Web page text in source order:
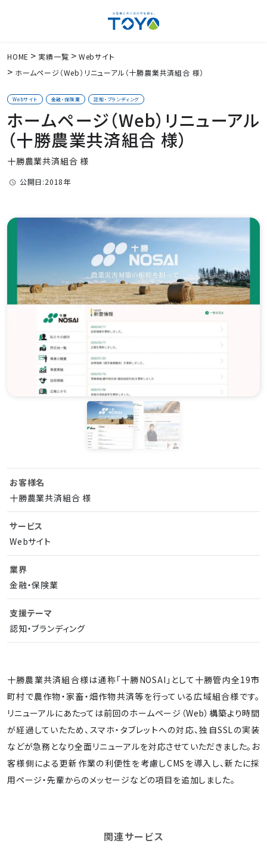
HOME 実績一覧
Webサイト
ホームページ（Web）リニューアル（十勝農業共済組合 様）
Webサイト 金融・保険業 認知・ブランディング
ホームページ（Web）リニューアル
（十勝農業共済組合 様）
十勝農業共済組合 様
公開日:2018年
お客様名
十勝農業共済組合 様
サービス
Webサイト
業界
金融・保険業
支援テーマ
認知・ブランディング
十勝農業共済組合様は通称「十勝NOSAI」として十勝管内全19市
町村で農作物・家畜・畑作物共済等を行っている広域組合様です。
リニューアルにあたっては前回のホームページ（Web）構築より時間
が経過していたため、スマホ・タブレットへの対応、独自SSLの実装
などが急務となり全面リニューアルを対応させていただきました。お
客様側による更新作業の利便性を考慮しCMSを導入し、新たに採
用ページ・先輩からのメッセージなどの項目を追加しました。
関連サービス